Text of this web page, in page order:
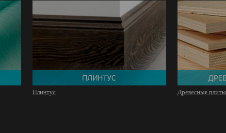
Плинтус Древесные плиты